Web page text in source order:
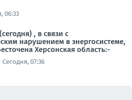
06:33
, в связи с
нарушением в энергосистеме,
Херсонская область:-
Сегодня, 07:36